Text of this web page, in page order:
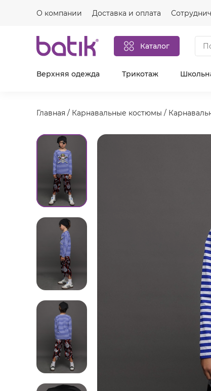
О компании Доставка и оплата
Каталог
Верхняя одежда Трикотаж
Главная / Карнавальные костюмы /